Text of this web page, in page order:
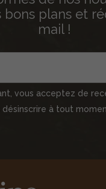
bons plans et
mail !
vous acceptez de
à tout